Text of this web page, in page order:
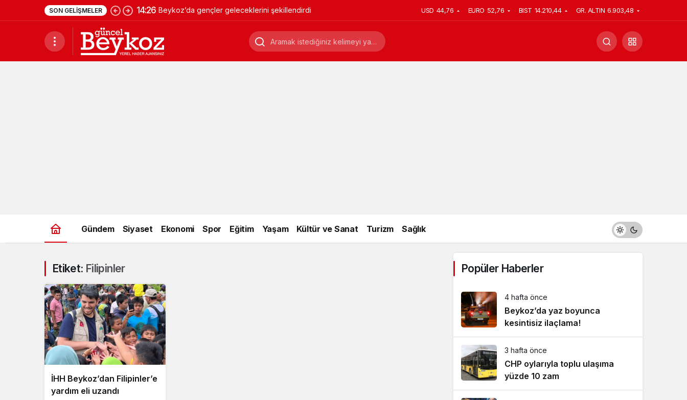
SON GELIŞMELER 14:26 Beykoz’da gençler geleceklerini şekillendirdi USD 44,76 EURO 52,76 BIST 14.210,44 GR. ALTIN 6.903,48
Gündem Siyaset Ekonomi Spor Eğitim Yaşam Kültür ve Sanat Turizm Sağlık
Etiket: Filipinler
İHH Beykoz’dan Filipinler’e
yardım eli uzandı
Popüler Haberler
4 hafta önce
Beykoz’da yaz boyunca
kesintisiz ilaçlama!
3 hafta önce
CHP oylarıyla toplu ulaşıma
yüzde 10 zam